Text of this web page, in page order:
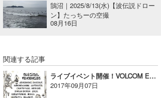
鵠沼｜2025/8/13(水)【波伝説ドロー
ン】たっちーの空撮
08月16日
関連する記事
ライブイベント開催！VOLCOM ENTERTAINMENT LIVE VOL.9【広告】
2017年09月07日
S.K
Soulman
waka☆=
YUKI☆